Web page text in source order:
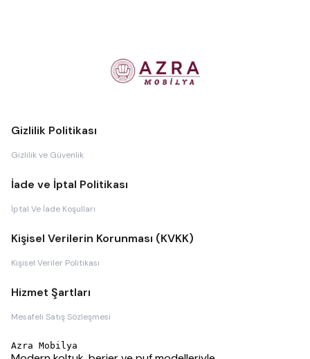
Gizlilik Politikası
Gizlilik ve Güvenlik
İade ve İptal Politikası
İptal Ve İade Koşulları
Kişisel Verilerin Korunması (KVKK)
Kişisel Veriler Politikası
Hizmet Şartları
Mesafeli Satış Sözleşmesi
Azra Mobilya